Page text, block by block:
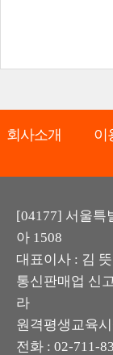
회사소개 이
[04177] 서울특
아 1508
대표이사 : 김
통신판매업 신
라
원격평생교육
전화 : 02-711-